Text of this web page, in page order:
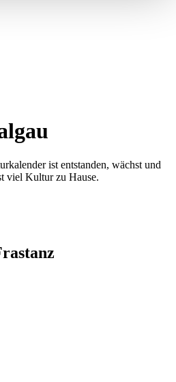
ist entstanden, wächst und
viel Kultur zu Hause.